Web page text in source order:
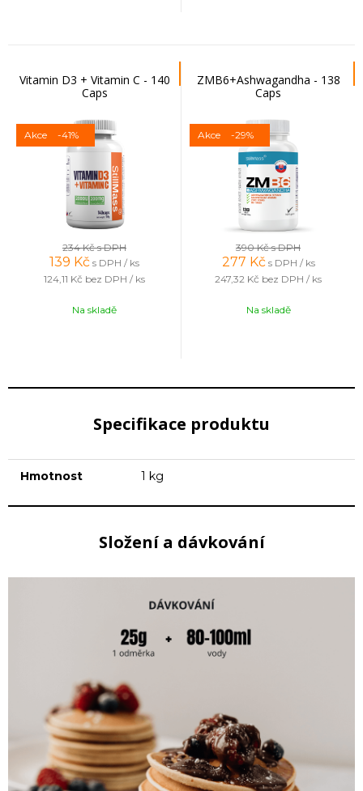
Vitamin D3 + Vitamin C - 140
Caps
Akce -41%
234 Kčs DPH
139 Kč s DPH / ks
124,11 Kč bez DPH / ks
Na skladě
ZMB6+Ashwagandha - 138
Caps
Akce -29%
390 Kčs DPH
277 Kč s DPH / ks
247,32 Kč bez DPH / ks
Na skladě
Specifikace produktu
Hmotnost 1 kg
Složení a dávkování